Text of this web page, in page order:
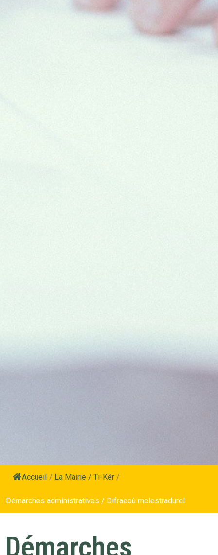
Accueil / La Mairie / Ti-Kêr /
Démarches administratives / Difraeoù melestradurel
Démarches